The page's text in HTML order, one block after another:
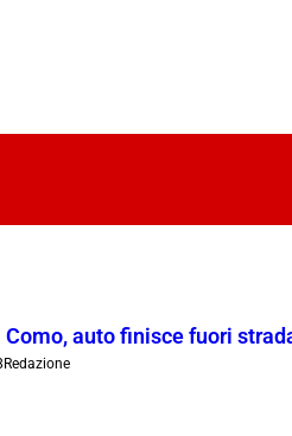
auto finisce fuori
Redazione